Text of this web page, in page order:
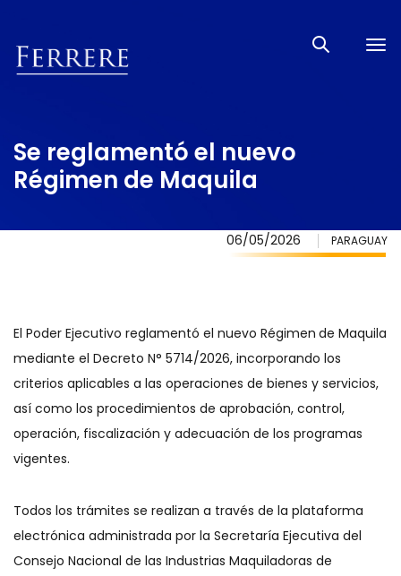
Se reglamentó el nuevo
Régimen de Maquila
06/05/2026 PARAGUAY
El Poder Ejecutivo reglamentó el nuevo Régimen de Maquila
mediante el Decreto N° 5714/2026, incorporando los
criterios aplicables a las operaciones de bienes y servicios,
así como los procedimientos de aprobación, control,
operación, fiscalización y adecuación de los programas
vigentes.
Todos los trámites se realizan a través de la plataforma
electrónica administrada por la Secretaría Ejecutiva del
Consejo Nacional de las Industrias Maquiladoras de